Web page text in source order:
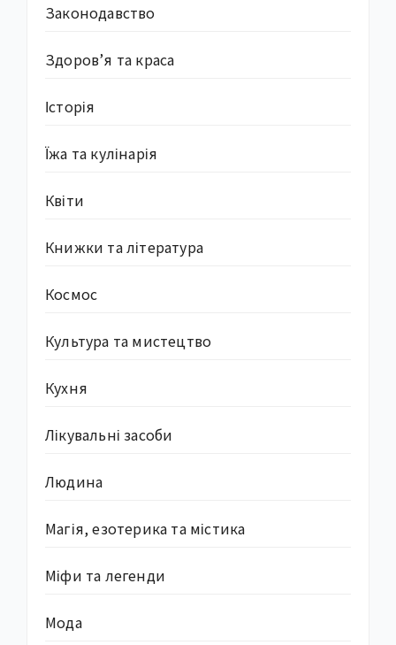
Законодавство
Здоров’я та краса
Історія
Їжа та кулінарія
Квіти
Книжки та література
Космос
Культура та мистецтво
Кухня
Лікувальні засоби
Людина
Магія, езотерика та містика
Міфи та легенди
Мода